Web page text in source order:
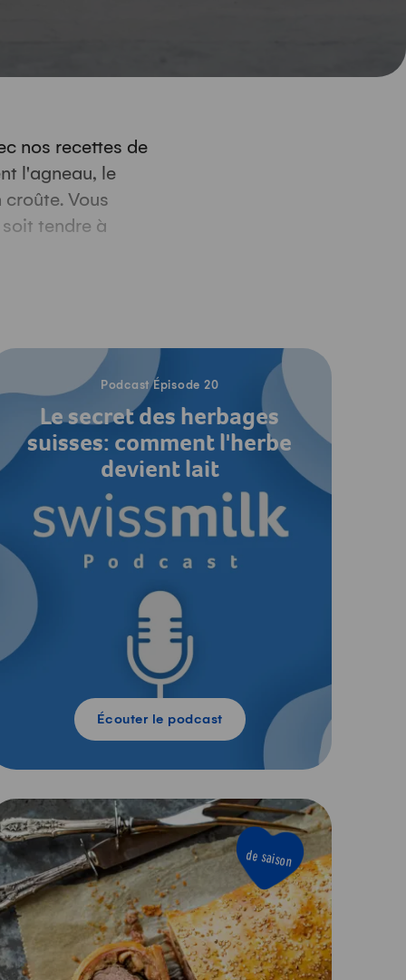
nos recettes de
l'agneau, le
Vous
tendre à
la saveur au
Podcast Épisode 20
Le secret des herbages
suisses: comment l'herbe
devient lait
Écouter le podcast
Écouter le podcast
de saison